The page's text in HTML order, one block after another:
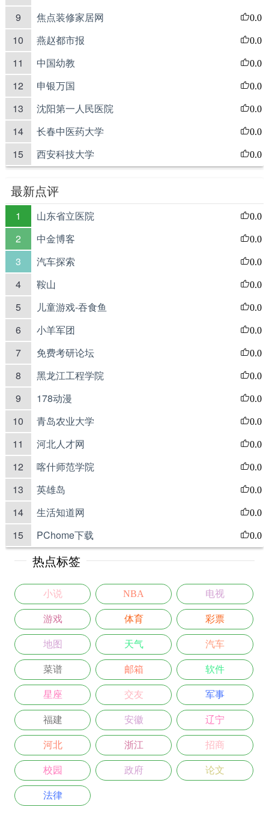
9 焦点装修家居网 0.0
10 燕赵都市报 0.0
11 中国幼教 0.0
12 申银万国 0.0
13 沈阳第一人民医院 0.0
14 长春中医药大学 0.0
15 西安科技大学 0.0
最新点评
1 山东省立医院 0.0
2 中金博客 0.0
3 汽车探索 0.0
4 鞍山 0.0
5 儿童游戏-吞食鱼 0.0
6 小羊军团 0.0
7 免费考研论坛 0.0
8 黑龙江工程学院 0.0
9 178动漫 0.0
10 青岛农业大学 0.0
11 河北人才网 0.0
12 喀什师范学院 0.0
13 英雄岛 0.0
14 生活知道网 0.0
15 PChome下载 0.0
热点标签
小说 NBA 电视
游戏 体育 彩票
地图 天气 汽车
菜谱 邮箱 软件
星座 交友 军事
福建 安徽 辽宁
河北 浙江 招商
校园 政府 论文
法律